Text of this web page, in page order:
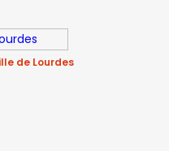
de Lourdes